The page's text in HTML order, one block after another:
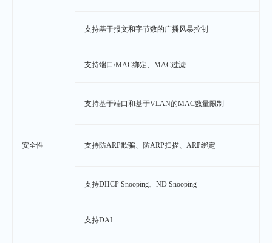
安全性
支持基于报文和字节数的广播风暴控制
支持端口/MAC绑定、MAC过滤
支持基于端口和基于VLAN的MAC数量限制
支持防ARP欺骗、防ARP扫描、ARP绑定
支持DHCP Snooping、ND Snooping
支持DAI